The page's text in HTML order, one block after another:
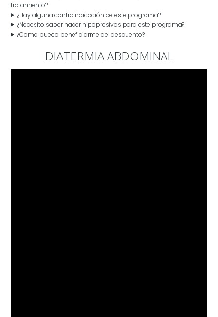
tratamiento?
¿Hay alguna contraindicación de este programa?
¿Necesito saber hacer hipopresivos para este programa?
¿Como puedo beneficiarme del descuento?
DIATERMIA ABDOMINAL